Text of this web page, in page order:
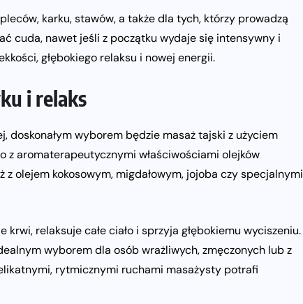
karku, stawów, a także dla tych, którzy prowadzą
cuda, nawet jeśli z początku wydaje się intensywny i
głębokiego relaksu i nowej energii.
i relaks
wyborem będzie masaż tajski z użyciem
z aromaterapeutycznymi właściwościami olejków
olejem kokosowym, migdałowym, jojoba czy specjalnymi
relaksuje całe ciało i sprzyja głębokiemu wyciszeniu.
wyborem dla osób wrażliwych, zmęczonych lub z
rytmicznymi ruchami masażysty potrafi